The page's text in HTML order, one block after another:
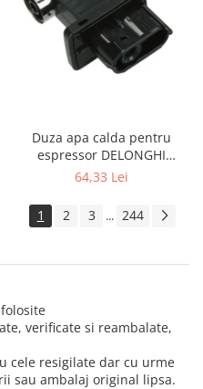
Duza apa calda pentru
espressor DELONGHI
AS00006949, ECAM22 ECAM29
64,33 Lei
1 2 3 ... 244
verificate si reambalate,
cele resigilate dar cu urme
sau ambalaj original lipsa.